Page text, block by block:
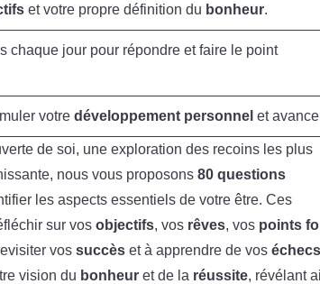
et votre propre définition du bonheur.
chaque jour pour répondre et faire le point
votredéveloppement personnel et
de soi, une exploration des recoins les plus
nous vous proposons80 questions
les aspects essentiels de votre être. Ces
sur vosobjectifs, vos rêves, vos points
vossuccès et à apprendre de voséchecs
vision du bonheur et de la réussite, révélant